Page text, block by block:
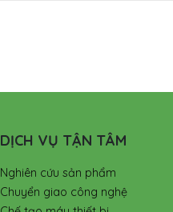
DỊCH VỤ TẬN TÂM
Nghiên cứu sản phẩm
Chuyển giao công nghệ